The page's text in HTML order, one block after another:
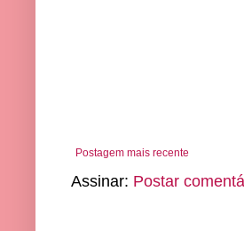
Postagem mais recente
Assinar: Postar